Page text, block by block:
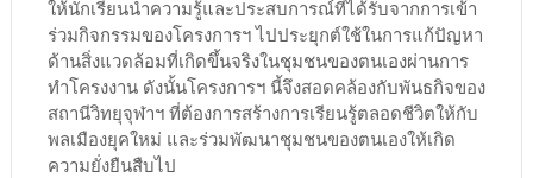
ให้นักเรียนนำความรู้และประสบการณ์ที่ได้รับจากการเข้า
ร่วมกิจกรรมของโครงการฯ ไปประยุกต์ใช้ในการแก้ปัญหา
ด้านสิ่งแวดล้อมที่เกิดขึ้นจริงในชุมชนของตนเองผ่านการ
ทำโครงงาน ดังนั้นโครงการฯ นี้จึงสอดคล้องกับพันธกิจของ
สถานีวิทยุจุฬาฯ ที่ต้องการสร้างการเรียนรู้ตลอดชีวิตให้กับ
พลเมืองยุคใหม่ และร่วมพัฒนาชุมชนของตนเองให้เกิด
ความยั่งยืนสืบไป